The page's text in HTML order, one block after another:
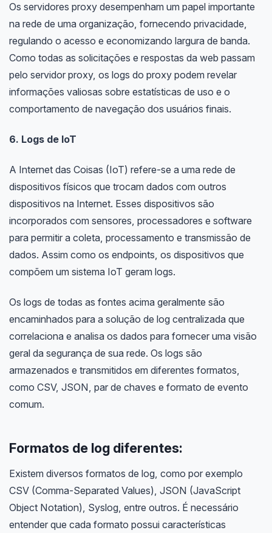
Os servidores proxy desempenham um papel importante
na rede de uma organização, fornecendo privacidade,
regulando o acesso e economizando largura de banda.
Como todas as solicitações e respostas da web passam
pelo servidor proxy, os logs do proxy podem revelar
informações valiosas sobre estatísticas de uso e o
comportamento de navegação dos usuários finais.
6. Logs de IoT
A Internet das Coisas (IoT) refere-se a uma rede de
dispositivos físicos que trocam dados com outros
dispositivos na Internet. Esses dispositivos são
incorporados com sensores, processadores e software
para permitir a coleta, processamento e transmissão de
dados. Assim como os endpoints, os dispositivos que
compõem um sistema IoT geram logs.
Os logs de todas as fontes acima geralmente são
encaminhados para a solução de log centralizada que
correlaciona e analisa os dados para fornecer uma visão
geral da segurança de sua rede. Os logs são
armazenados e transmitidos em diferentes formatos,
como CSV, JSON, par de chaves e formato de evento
comum.
Formatos de log diferentes:
Existem diversos formatos de log, como por exemplo
CSV (Comma-Separated Values), JSON (JavaScript
Object Notation), Syslog, entre outros. É necessário
entender que cada formato possui características